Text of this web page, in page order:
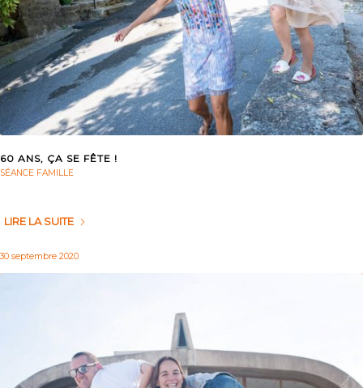
60 ANS, ÇA SE FÊTE !
SÉANCE FAMILLE
LIRE LA SUITE
30 septembre 2020